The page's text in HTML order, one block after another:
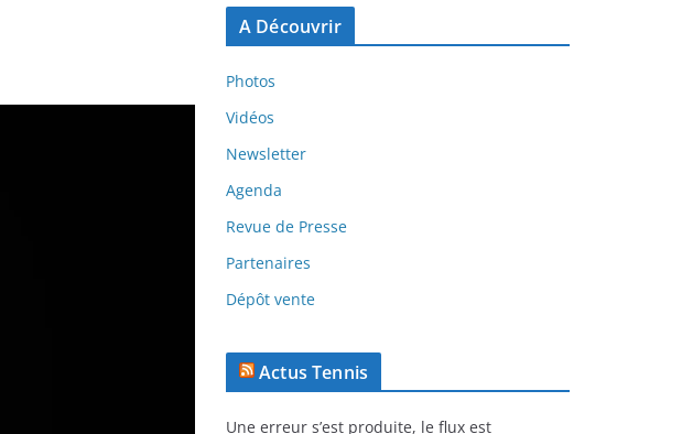
A Découvrir
Photos
Vidéos
Newsletter
Agenda
Revue de Presse
Partenaires
Dépôt vente
Actus Tennis
Une erreur s’est produite, le flux est